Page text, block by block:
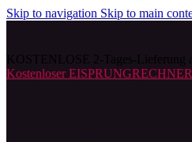
Skip to navigation Skip to main
Kostenloser EISPRUNGRECHNER